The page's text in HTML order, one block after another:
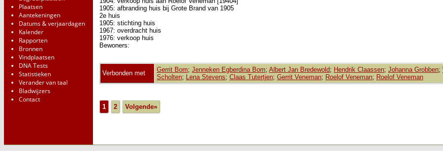
Plaatsen
Aantekeningen
Datums & verjaardagen
Kalender
Rapporten
Bronnen
Vindplaatsen
DNA Tests
Statistieken
Verander van taal
Bladwijzers
Contact
1905: afbranding huis bij Grote Brand van 1905
2e huis
1905: stichting huis
1967: overdracht huis
1976: verkoop huis
Bewoners:
Verbonden met Gerrit Bom; Jenneken Egberdina Bom; Albert Jan Bredewold; Hendrik Claassen; Johanna Grobben;
Scholten; Lena Stevens; Claas Tutertjen; Gerrit Veneman; Roelof Veneman; Roelof Veneman
1 2 Volgende»